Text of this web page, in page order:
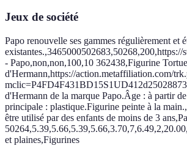
Jeux de société
Papo renouvelle ses gammes régulièrement et
- Papo,non,non,100,10 362438,Figurine Tortue
d'Hermann,https://action.metaffiliation.com/
d'Hermann de la marque Papo.Âge : à partir
principale : plastique.Figurine peinte à la
être utilisé par des enfants de moins de 3
et plaines,Figurines